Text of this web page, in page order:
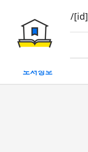
book/rent/[id]
대여
도서정보